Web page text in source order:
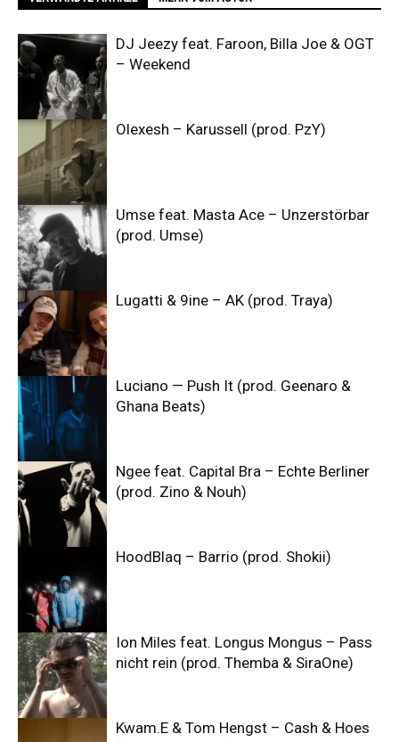
DJ Jeezy feat. Faroon, Billa Joe & OGT
– Weekend
Olexesh – Karussell (prod. PzY)
Umse feat. Masta Ace – Unzerstörbar
(prod. Umse)
Lugatti & 9ine – AK (prod. Traya)
Luciano — Push It (prod. Geenaro &
Ghana Beats)
Ngee feat. Capital Bra – Echte Berliner
(prod. Zino & Nouh)
HoodBlaq – Barrio (prod. Shokii)
Ion Miles feat. Longus Mongus – Pass
nicht rein (prod. Themba & SiraOne)
Kwam.E & Tom Hengst – Cash & Hoes